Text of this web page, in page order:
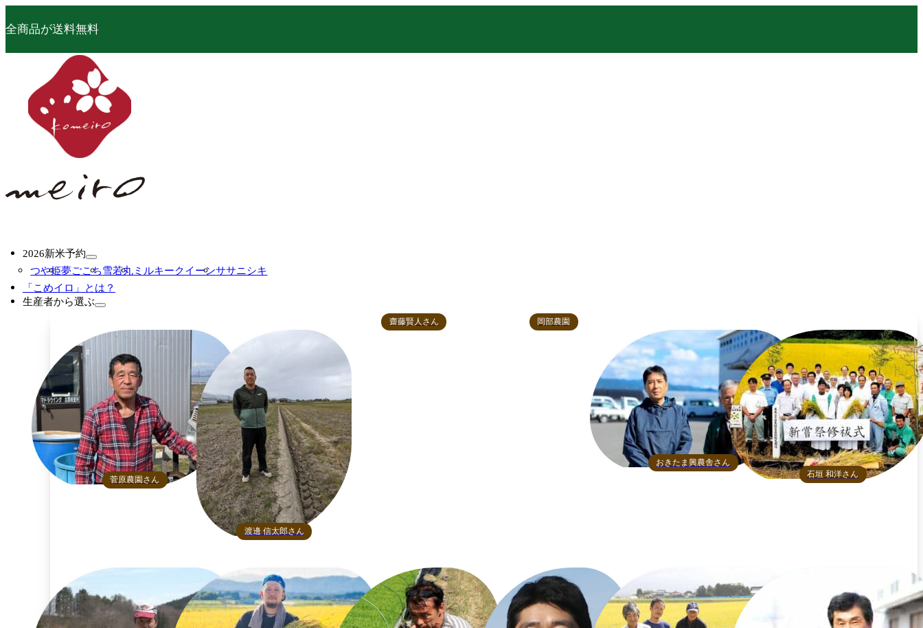
全商品が送料無料
2026新米予約
つや姫夢ごこち雪若丸ミルキークイーンササニシキ
「こめイロ」とは？
生産者から選ぶ
菅原農園さん
渡邊 信太郎さん
齋藤賢人さん 岡部農園
おきたま興農舎さん
石垣 和洋さん